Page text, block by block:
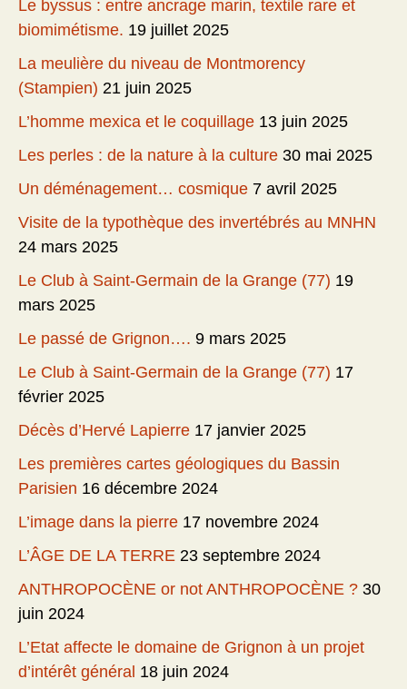
Le byssus : entre ancrage marin, textile rare et
biomimétisme. 19 juillet 2025
La meulière du niveau de Montmorency
(Stampien) 21 juin 2025
L’homme mexica et le coquillage 13 juin 2025
Les perles : de la nature à la culture 30 mai 2025
Un déménagement… cosmique 7 avril 2025
Visite de la typothèque des invertébrés au MNHN
24 mars 2025
Le Club à Saint-Germain de la Grange (77) 19
mars 2025
Le passé de Grignon…. 9 mars 2025
Le Club à Saint-Germain de la Grange (77) 17
février 2025
Décès d’Hervé Lapierre 17 janvier 2025
Les premières cartes géologiques du Bassin
Parisien 16 décembre 2024
L’image dans la pierre 17 novembre 2024
L’ÂGE DE LA TERRE 23 septembre 2024
ANTHROPOCÈNE or not ANTHROPOCÈNE ? 30
juin 2024
L’Etat affecte le domaine de Grignon à un projet
d’intérêt général 18 juin 2024